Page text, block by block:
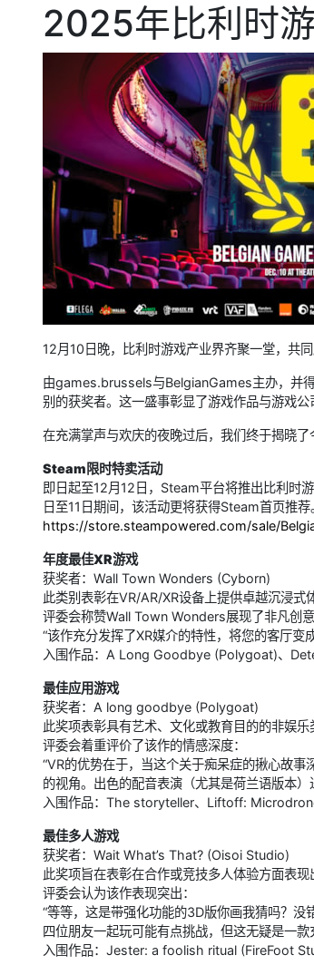
2025年比利时
12月10日晚，比利时游戏产业界齐聚一堂，共
由games.brussels与BelgianGames主办，并
别的获奖者。这一盛事彰显了游戏作品与游戏
在充满掌声与欢庆的夜晚过后，我们终于揭晓
Steam限时特卖活动
即日起至12月12日，Steam平台将推出比利时
日至11日期间，该活动更将获得Steam首页推荐
https://store.steampowered.com/sale/
年度最佳XR游戏
获奖者：Wall Town Wonders (Cyborn)
此类别表彰在VR/AR/XR设备上提供卓越沉浸式
评委会称赞Wall Town Wonders展现了非凡创意
“该作充分发挥了XR媒介的特性，将您的客厅
入围作品：A Long Goodbye (Polygoat)、
最佳应用游戏
获奖者：A long goodbye (Polygoat)
此奖项表彰具有艺术、文化或教育目的的非娱乐
评委会着重评价了该作的情感深度：
“VR的优势在于，当这个关于痴呆症的揪心故
的视角。出色的配音表演（尤其是荷兰语版本
入围作品：The storyteller、Liftoff:
最佳多人游戏
获奖者：Wait What’s That? (Oisoi Studio)
此奖项旨在表彰在合作或竞技多人体验方面表现
评委会认为该作表现突出：
“等等，这是带强化功能的3D版你画我猜吗？
四位朋友一起玩可能有点挑战，但这无疑是一款
入围作品：Jester: a foolish ritual (FireFoot